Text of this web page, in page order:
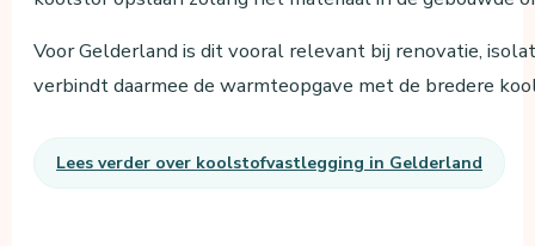
Voor Gelderland is dit vooral relevant bij renovatie,
verbindt daarmee de warmteopgave met de bredere
Lees verder over koolstofvastlegging in Gelderland